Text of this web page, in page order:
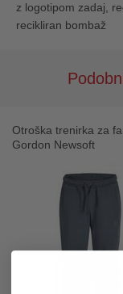
z logotipom zadaj,
recikliran bombaž
Otroška trenirka za
Gordon Newsoft